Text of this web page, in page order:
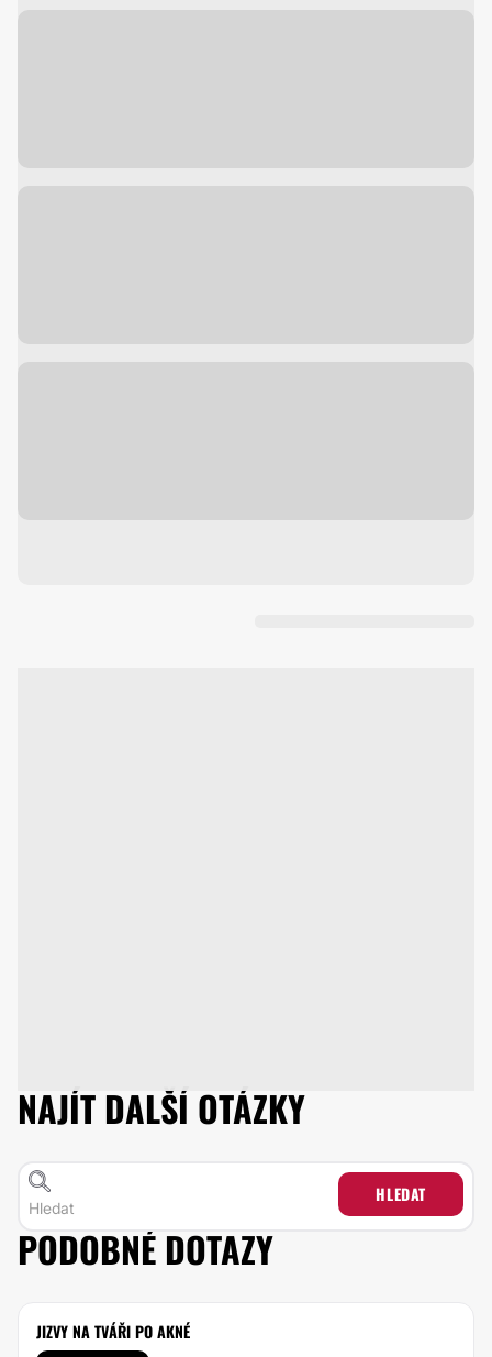
NAJÍT DALŠÍ OTÁZKY
HLEDAT
PODOBNÉ DOTAZY
JIZVY NA TVÁŘI PO AKNÉ